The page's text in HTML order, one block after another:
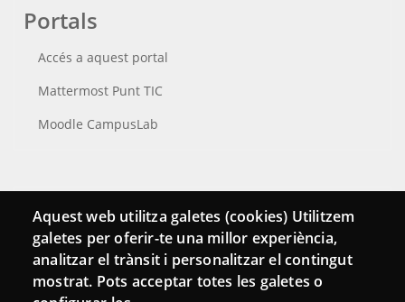
Portals
Accés a aquest portal
Mattermost Punt TIC
Moodle CampusLab
Connecta
Bustia de contacte
Butlletins
Aquest web utilitza galetes (cookies) Utilitzem
galetes per oferir-te una millor experiència,
analitzar el trànsit i personalitzar el contingut
mostrat. Pots acceptar totes les galetes o